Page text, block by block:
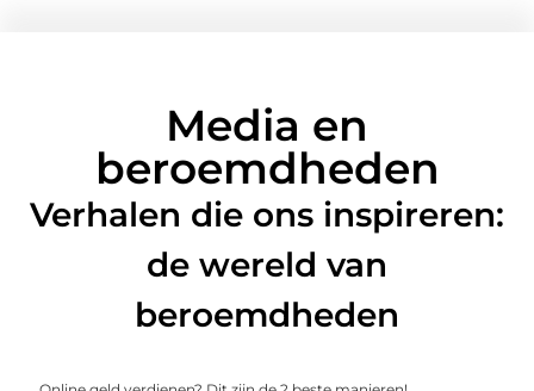
Media en
beroemdheden
Verhalen die ons inspireren:
de wereld van
beroemdheden